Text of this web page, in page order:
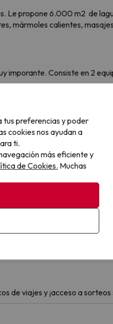
Le propone 6.000 m2 de
mármoles calientes,
imporante. Consiste en 2
única con sus amigos, al
de viajes y ¡acceso a
tus preferencias y poder
cookies nos ayudan a
ti.
más eficiente y
de Cookies. Muchas